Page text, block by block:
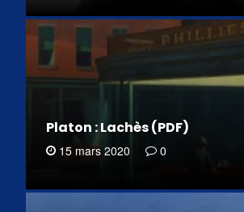
Platon : Lachès (PDF)
15 mars 2020 0